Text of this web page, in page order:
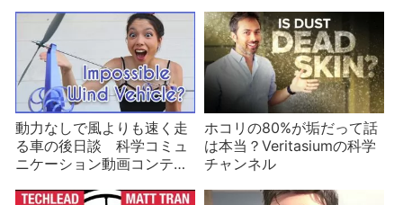
動力なしで風よりも速く走
る車の後日談 科学コミュ
ニケーション動画コンテス
ホコリの80%が垢だって話
は本当？Veritasiumの科学
チャンネル